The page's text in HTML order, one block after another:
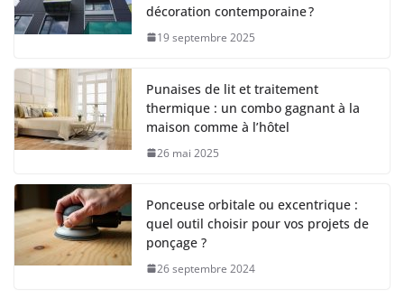
décoration contemporaine ?
19 septembre 2025
Punaises de lit et traitement
thermique : un combo gagnant à la
maison comme à l’hôtel
26 mai 2025
Ponceuse orbitale ou excentrique :
quel outil choisir pour vos projets de
ponçage ?
26 septembre 2024